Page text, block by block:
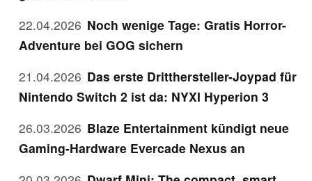
22.04.2026 Noch wenige Tage: Gratis Horror-
Adventure bei GOG sichern
21.04.2026 Das erste Dritthersteller-Joypad für
Nintendo Switch 2 ist da: NYXI Hyperion 3
26.03.2026 Blaze Entertainment kündigt neue
Gaming-Hardware Evercade Nexus an